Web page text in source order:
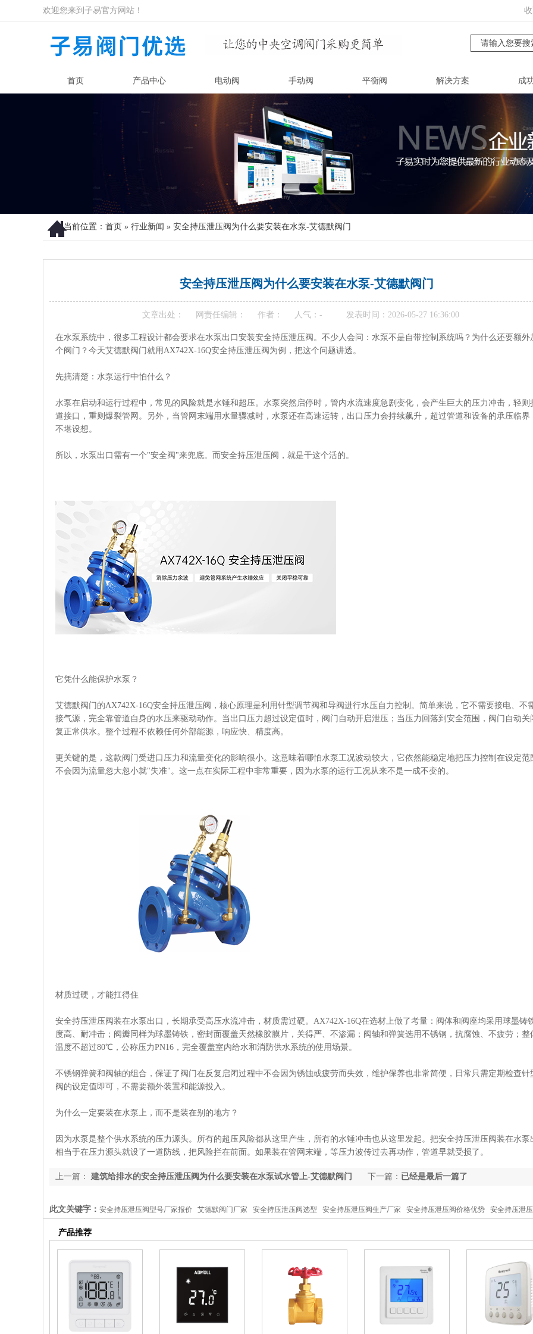
欢迎您来到子易官方网站！
首页 产品中心 电动阀 手动阀 平衡阀 解决方案 成
当前位置： 首页 » 行业新闻 » 安全持压泄压阀为什么要安装在水泵-艾德默阀门
安全持压泄压阀为什么要安装在水泵-艾德默阀门
文章出处： 网责任编辑： 作者： 人气： - 发表时间：2026-05-27 16:36:00
在水泵系统中，很多工程设计都会要求在水泵出口安装安全持压泄压阀。不少人会问：水泵不是自带控制系统吗？为什么还要额外
个阀门？今天艾德默阀门就用AX742X-16Q安全持压泄压阀为例，把这个问题讲透。
先搞清楚：水泵运行中怕什么？
水泵在启动和运行过程中，常见的风险就是水锤和超压。水泵突然启停时，管内水流速度急剧变化，会产生巨大的压力冲击，轻则
道接口，重则爆裂管网。另外，当管网末端用水量骤减时，水泵还在高速运转，出口压力会持续飙升，超过管道和设备的承压临界
不堪设想。
所以，水泵出口需有一个"安全阀"来兜底。而安全持压泄压阀，就是干这个活的。
它凭什么能保护水泵？
艾德默阀门的AX742X-16Q安全持压泄压阀，核心原理是利用针型调节阀和导阀进行水压自力控制。简单来说，它不需要接电、不
接气源，完全靠管道自身的水压来驱动动作。当出口压力超过设定值时，阀门自动开启泄压；当压力回落到安全范围，阀门自动关
复正常供水。整个过程不依赖任何外部能源，响应快、精度高。
更关键的是，这款阀门受进口压力和流量变化的影响很小。这意味着哪怕水泵工况波动较大，它依然能稳定地把压力控制在设定范
不会因为流量忽大忽小就"失准"。这一点在实际工程中非常重要，因为水泵的运行工况从来不是一成不变的。
材质过硬，才能扛得住
安全持压泄压阀装在水泵出口，长期承受高压水流冲击，材质需过硬。AX742X-16Q在选材上做了考量：阀体和阀座均采用球墨铸
度高、耐冲击；阀瓣同样为球墨铸铁，密封面覆盖天然橡胶膜片，关得严、不渗漏；阀轴和弹簧选用不锈钢，抗腐蚀、不疲劳；整
温度不超过80℃，公称压力PN16，完全覆盖室内给水和消防供水系统的使用场景。
不锈钢弹簧和阀轴的组合，保证了阀门在反复启闭过程中不会因为锈蚀或疲劳而失效，维护保养也非常简便，日常只需定期检查针
阀的设定值即可，不需要额外装置和能源投入。
为什么一定要装在水泵上，而不是装在别的地方？
因为水泵是整个供水系统的压力源头。所有的超压风险都从这里产生，所有的水锤冲击也从这里发起。把安全持压泄压阀装在水泵
相当于在压力源头就设了一道防线，把风险拦在前面。如果装在管网末端，等压力波传过去再动作，管道早就受损了。
下一篇： 已经是最后一篇了
上一篇： 建筑给排水的安全持压泄压阀为什么要安装在水泵试水管上-艾德默阀门
此文关键字： 安全持压泄压阀型号厂家报价 艾德默阀门厂家 安全持压泄压阀选型 安全持压泄压阀生产厂家 安全持压泄压阀价格优势 安全持压泄
哪些 安全持压泄压阀厂家十大品牌 国内安全持压泄压阀厂家 安全持压泄压阀国内品牌 安全持压泄压阀多少钱一个
产品推荐